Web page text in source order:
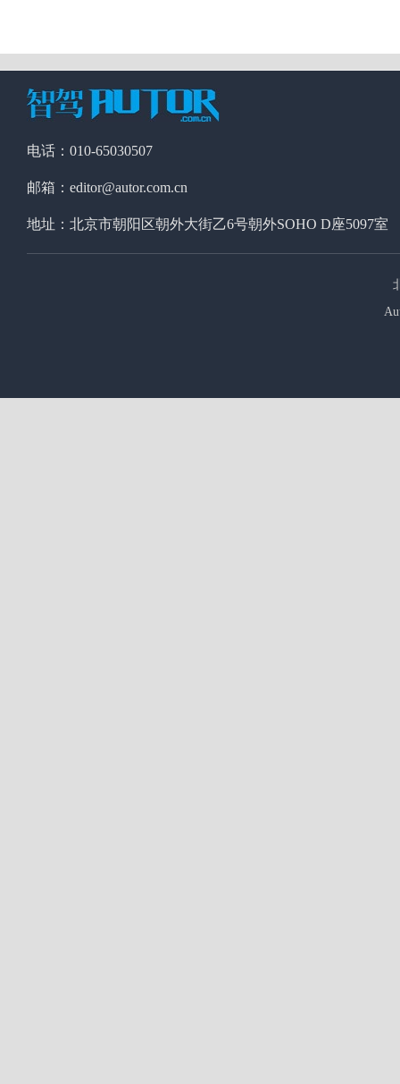
电话：010-65030507
邮箱：editor@autor.com.cn
地址：北京市朝阳区朝外大街乙6号朝外SOHO D座5097室